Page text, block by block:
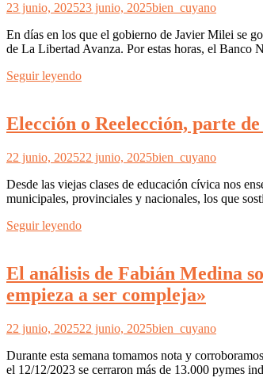
23 junio, 202523 junio, 2025bien_cuyano
En días en los que el gobierno de Javier Milei se
de La Libertad Avanza. Por estas horas, el
Seguir leyendo
Elección o Reelección, parte
22 junio, 202522 junio, 2025bien_cuyano
Desde las viejas clases de educación cívica nos
municipales, provinciales y nacionales, los que
Seguir leyendo
El análisis de Fabián Medina
empieza a ser compleja»
22 junio, 202522 junio, 2025bien_cuyano
Durante esta semana tomamos nota y
el 12/12/2023 se cerraron más de 13.000 pymes